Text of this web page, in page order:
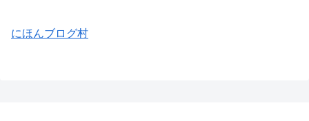
にほんブログ村